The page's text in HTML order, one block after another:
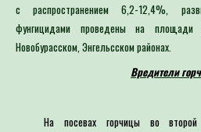
с распространением 6,2-12,4%,
фунгицидами проведены на площади
Новобурасском, Энгельсском районах.
Вредители
На посевах горчицы во